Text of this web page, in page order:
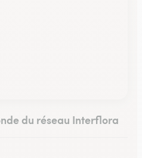
du réseau Interflora